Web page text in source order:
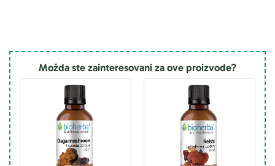
Možda ste zainteresovani za ove proizvode?